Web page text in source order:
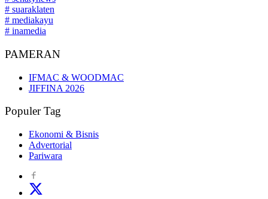
# suaraklaten
# mediakayu
# inamedia
PAMERAN
IFMAC & WOODMAC
JIFFINA 2026
Populer Tag
Ekonomi & Bisnis
Advertorial
Pariwara